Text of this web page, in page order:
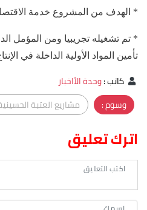
* الهدف من المشروع خدمة
* تم تشغيله تجريبيا ومن المؤمل
تأمين المواد الأولية الداخلة في
كاتب:وحدة الأاخبار
وسوم :
مشاريع العتبة
اترك تعليق